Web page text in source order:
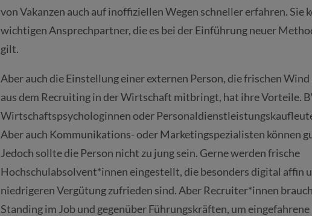
von Vakanzen auch auf inoffiziellen Wegen schneller erfahren. Sie
wichtigen Ansprechpartner, die es bei der Einführung neuer
gilt.
Aber auch die Einstellung einer externen Person, die frischen
aus dem Recruiting in der Wirtschaft mitbringt, hat ihre Vorteile.
Wirtschaftspsychologinnen oder
Aber auch Kommunikations- oder Marketingspezialisten können
Jedoch sollte die Person nicht zu jung sein. Gerne werden frische
Hochschulabsolvent*innen eingestellt, die besonders digital affin
niedrigeren Vergütung zufrieden sind. Aber Recruiter*innen
Standing im Job und gegenüber Führungskräften, um eingefahrene